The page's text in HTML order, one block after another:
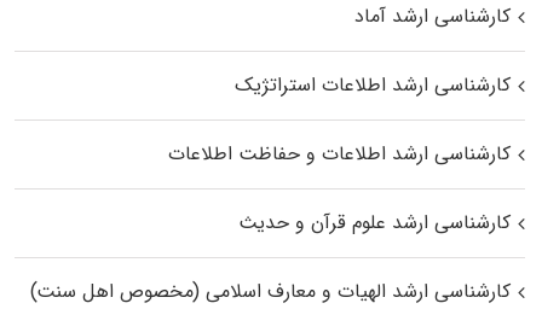
کارشناسی ارشد آماد
کارشناسی ارشد اطلاعات استراتژیک
کارشناسی ارشد اطلاعات و حفاظت اطلاعات
کارشناسی ارشد علوم قرآن و حدیث
کارشناسی ارشد الهیات و معارف اسلامی (مخصوص اهل سنت)